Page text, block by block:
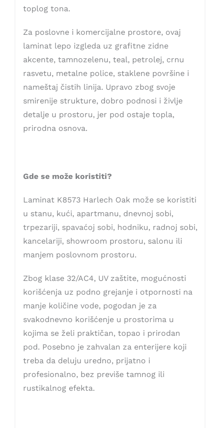
toplog tona.
Za poslovne i komercijalne prostore, ovaj
laminat lepo izgleda uz grafitne zidne
akcente, tamnozelenu, teal, petrolej, crnu
rasvetu, metalne police, staklene površine i
nameštaj čistih linija. Upravo zbog svoje
smirenije strukture, dobro podnosi i življe
detalje u prostoru, jer pod ostaje topla,
prirodna osnova.
Gde se može koristiti?
Laminat K8573 Harlech Oak može se koristiti
u stanu, kući, apartmanu, dnevnoj sobi,
trpezariji, spavaćoj sobi, hodniku, radnoj sobi,
kancelariji, showroom prostoru, salonu ili
manjem poslovnom prostoru.
Zbog klase 32/AC4, UV zaštite, mogućnosti
korišćenja uz podno grejanje i otpornosti na
manje količine vode, pogodan je za
svakodnevno korišćenje u prostorima u
kojima se želi praktičan, topao i prirodan
pod. Posebno je zahvalan za enterijere koji
treba da deluju uredno, prijatno i
profesionalno, bez previše tamnog ili
rustikalnog efekta.